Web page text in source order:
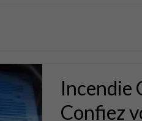
Incendie
Confiez